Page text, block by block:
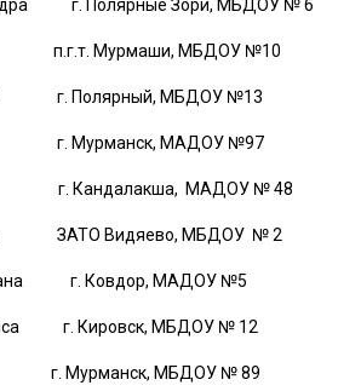
г. Полярные Зори, МБДОУ № 6
Мурмаши, МБДОУ №10
г. Полярный, МБДОУ №13
г. Мурманск, МАДОУ №97
г. Кандалакша, МАДОУ № 48
ЗАТО Видяево, МБДОУ № 2
г. Ковдор, МАДОУ №5
г. Кировск, МБДОУ № 12
г. Мурманск, МБДОУ № 89